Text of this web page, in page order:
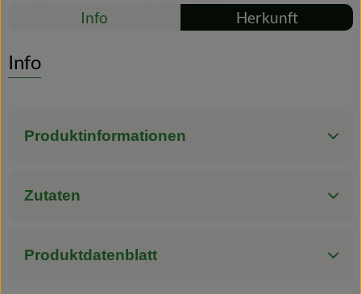
Rezepte
Info Herkunft
Info
Produktinformationen
Zutaten
Produktdatenblatt